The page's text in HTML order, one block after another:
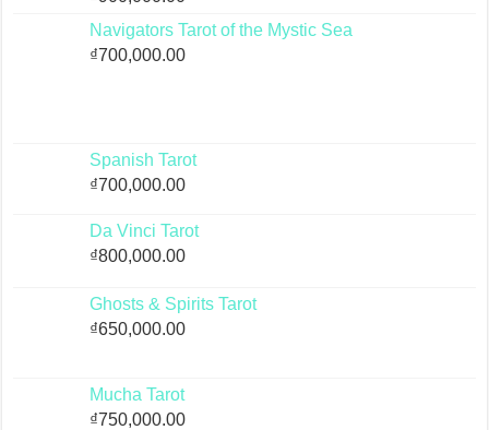
Navigators Tarot of the Mystic Sea
₫700,000.00
Spanish Tarot
₫700,000.00
Da Vinci Tarot
₫800,000.00
Ghosts & Spirits Tarot
₫650,000.00
Mucha Tarot
₫750,000.00